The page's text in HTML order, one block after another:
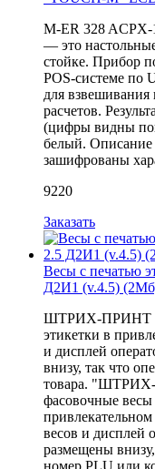
M-ER 328
— это
стойке. Прибор
POS-системе по
для взвешивания
расчетов.
(цифры видны
белый. Описание
зашифрованы
9220
Заказать
Весы с
Д2И1 (v.4.5)
ШТРИХ-ПРИНТ ФI
этикетки в
и дисплей
внизу, так что
товара.
фасовочные весы
весов и дисплей
размещены
номер PLU или